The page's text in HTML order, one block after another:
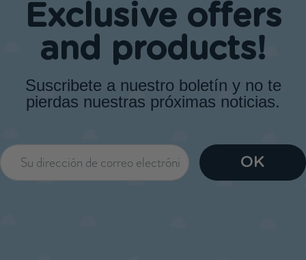
Exclusive offers
and products!
Suscribete a nuestro boletín y no te
pierdas nuestras próximas noticias.